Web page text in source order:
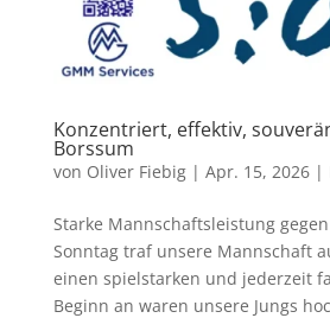
Konzentriert, effektiv,
Borssum
von Oliver Fiebig| Apr. 15, 2026|
Starke Mannschaftsleistung
Sonntag traf unsere Mannschaft
einen spielstarken und jederzeit
Beginn an waren unsere Jungs